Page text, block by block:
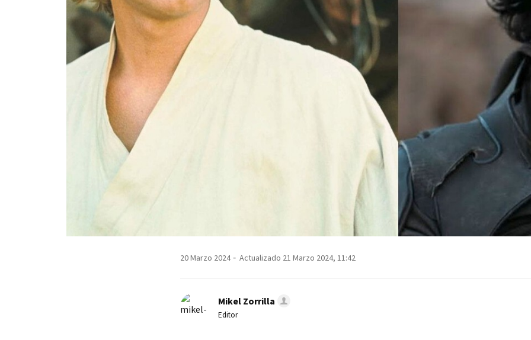
20 Marzo 2024 Actualizado 21 Marzo 2024, 11:42
Mikel Zorrilla
Editor